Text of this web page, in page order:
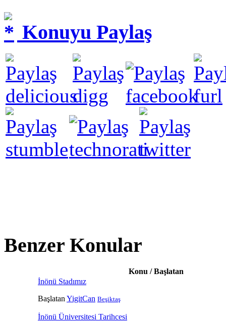
Konuyu Paylaş
Benzer Konular
Konu / Başlatan
İnönü Stadımız
Başlatan YigitCan Beşiktaş
İnönü Üniversitesi Tarihcesi